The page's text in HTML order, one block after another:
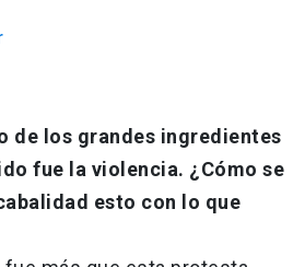
de los grandes ingredientes
fue la violencia. ¿Cómo se
esto con lo que